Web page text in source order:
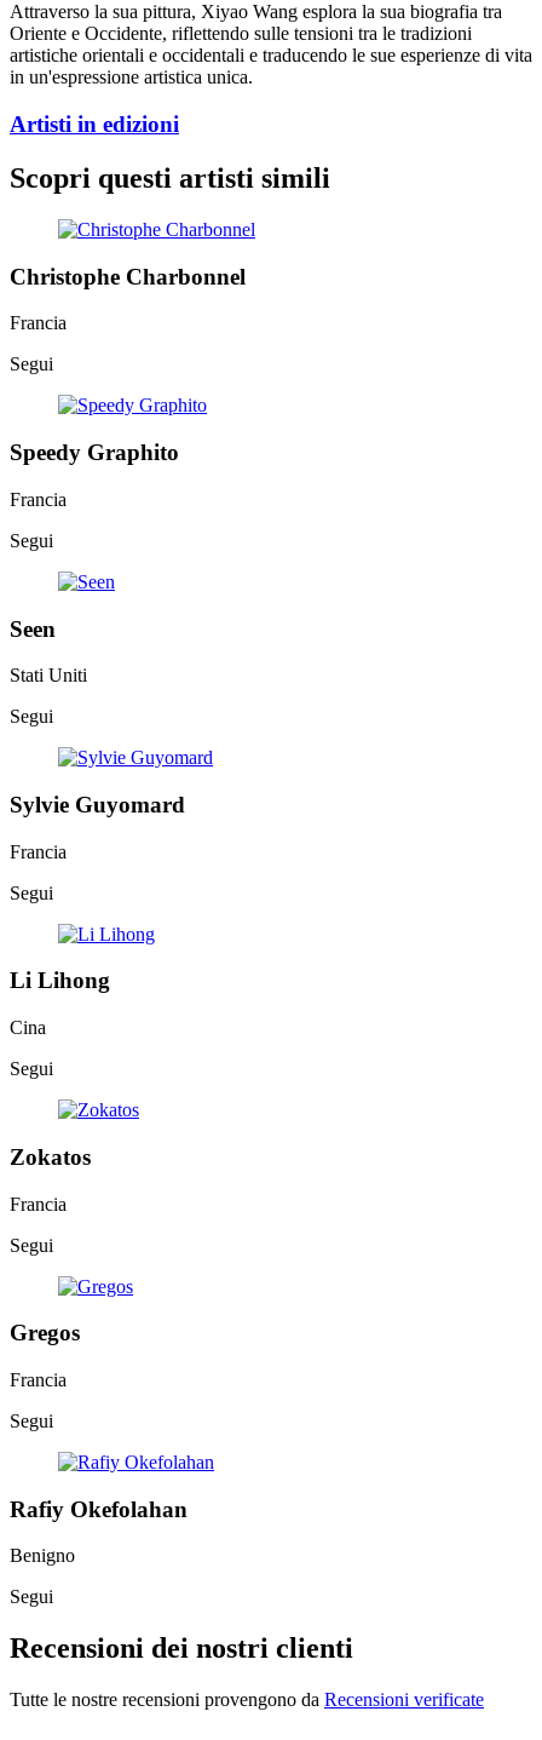
Attraverso la sua pittura, Xiyao Wang esplora la sua biografia tra
Oriente e Occidente, riflettendo sulle tensioni tra le tradizioni
artistiche orientali e occidentali e traducendo le sue esperienze di vita
in un'espressione artistica unica.
Artisti in edizioni
Scopri questi artisti simili
Christophe Charbonnel
Francia
Segui
Speedy Graphito
Francia
Segui
Seen
Stati Uniti
Segui
Sylvie Guyomard
Francia
Segui
Li Lihong
Cina
Segui
Zokatos
Francia
Segui
Gregos
Francia
Segui
Rafiy Okefolahan
Benigno
Segui
Recensioni dei nostri clienti
Tutte le nostre recensioni provengono da Recensioni verificate